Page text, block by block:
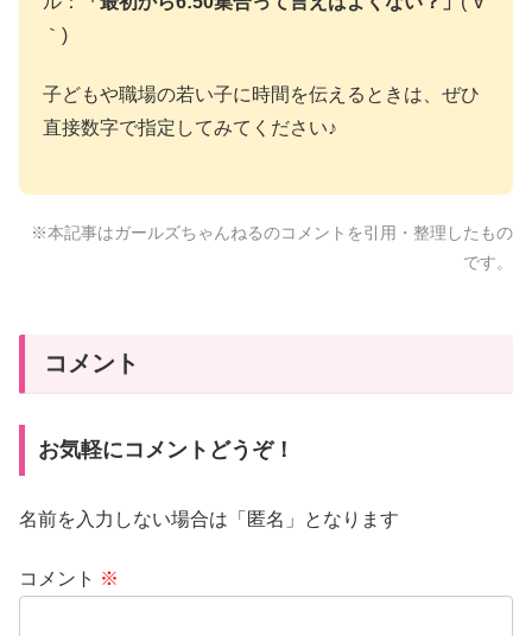
｀)
子どもや職場の若い子に時間を伝えるときは、ぜひ
直接数字で指定してみてください♪
※本記事はガールズちゃんねるのコメントを引用・整理したもの
です。
コメント
お気軽にコメントどうぞ！
名前を入力しない場合は「匿名」となります
コメント ※